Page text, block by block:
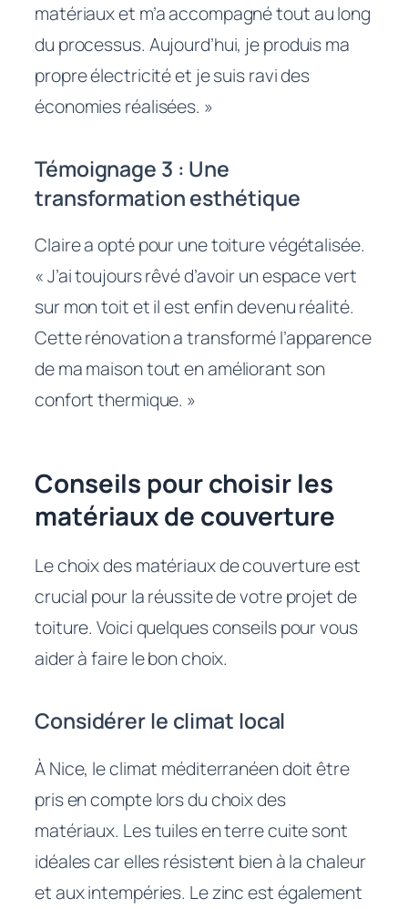
matériaux et m’a accompagné tout au long
du processus. Aujourd’hui, je produis ma
propre électricité et je suis ravi des
économies réalisées. »
Témoignage 3 : Une
transformation esthétique
Claire a opté pour une toiture végétalisée.
« J’ai toujours rêvé d’avoir un espace vert
sur mon toit et il est enfin devenu réalité.
Cette rénovation a transformé l’apparence
de ma maison tout en améliorant son
confort thermique. »
Conseils pour choisir les
matériaux de couverture
Le choix des matériaux de couverture est
crucial pour la réussite de votre projet de
toiture. Voici quelques conseils pour vous
aider à faire le bon choix.
Considérer le climat local
À Nice, le climat méditerranéen doit être
pris en compte lors du choix des
matériaux. Les tuiles en terre cuite sont
idéales car elles résistent bien à la chaleur
et aux intempéries. Le zinc est également